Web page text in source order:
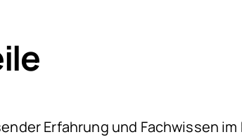
Erfahrung und Fachwissen